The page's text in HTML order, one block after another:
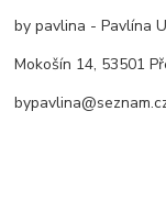
by pavlina - Pavlína
Mokošín 14, 53501